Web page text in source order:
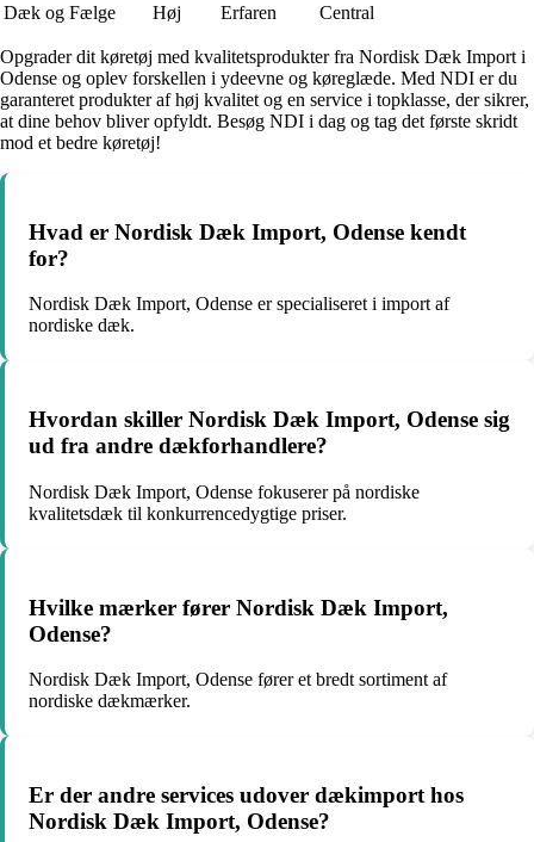
Dæk og Fælge
Høj Erfaren Central
Opgrader dit køretøj med kvalitetsprodukter fra Nordisk Dæk Import i
Odense og oplev forskellen i ydeevne og køreglæde. Med NDI er du
garanteret produkter af høj kvalitet og en service i topklasse, der sikrer,
at dine behov bliver opfyldt. Besøg NDI i dag og tag det første skridt
mod et bedre køretøj!
Hvad er Nordisk Dæk Import, Odense kendt
for?
Nordisk Dæk Import, Odense er specialiseret i import af
nordiske dæk.
Hvordan skiller Nordisk Dæk Import, Odense sig
ud fra andre dækforhandlere?
Nordisk Dæk Import, Odense fokuserer på nordiske
kvalitetsdæk til konkurrencedygtige priser.
Hvilke mærker fører Nordisk Dæk Import,
Odense?
Nordisk Dæk Import, Odense fører et bredt sortiment af
nordiske dækmærker.
Er der andre services udover dækimport hos
Nordisk Dæk Import, Odense?